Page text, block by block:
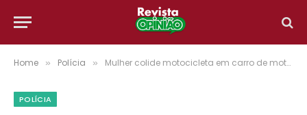
Home » Polícia » Mulher colide motocicleta em carro de motorista de aplicativo em José de Freitas
POLÍCIA